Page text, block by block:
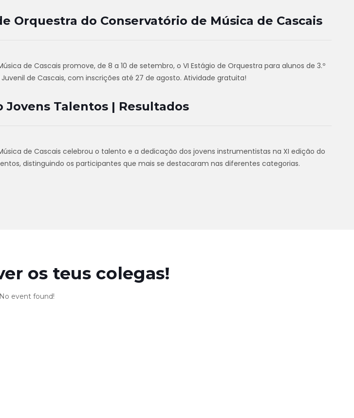
Orquestra do Conservatório de Música de Cascais
de Cascais promove, de 8 a 10 de setembro, o VI Estágio de Orquestra para alunos de 3.º
de Cascais, com inscrições até 27 de agosto. Atividade gratuita!
Jovens Talentos | Resultados
de Cascais celebrou o talento e a dedicação dos jovens instrumentistas na XI edição do
distinguindo os participantes que mais se destacaram nas diferentes categorias.
os teus colegas!
No event found!